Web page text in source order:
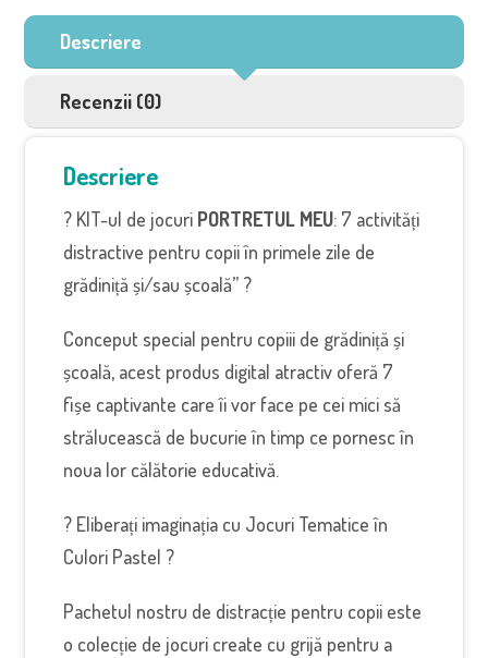
Descriere
Recenzii (0)
Descriere
? KIT-ul de jocuri PORTRETUL MEU: 7 activități
distractive pentru copii în primele zile de
grădiniță și/sau școală” ?
Conceput special pentru copiii de grădiniță și
școală, acest produs digital atractiv oferă 7
fișe captivante care îi vor face pe cei mici să
strălucească de bucurie în timp ce pornesc în
noua lor călătorie educativă.
? Eliberați imaginația cu Jocuri Tematice în
Culori Pastel ?
Pachetul nostru de distracție pentru copii este
o colecție de jocuri create cu grijă pentru a